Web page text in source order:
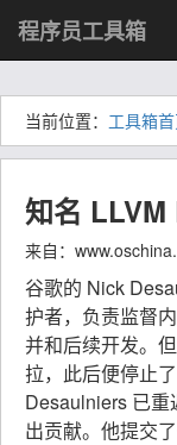
程序员工具箱
当前位置： 工具箱
知名
来自：
谷歌的 Nick
护者，负责监督
并和后续开发。
拉，此后便停止
Desaulniers 已
出贡献。他提交